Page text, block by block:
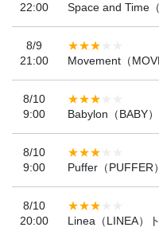
22:00
Space and Time
8/9
21:00
Movement（
8/10
9:00
Babylon（BABY
8/10
9:00
Puffer（PUFFER
8/10
20:00
Linea（LINEA）